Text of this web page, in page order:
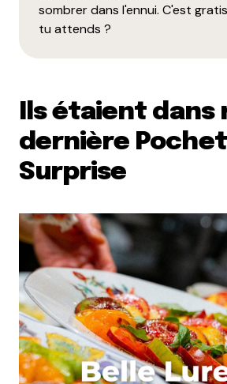
sombrer dans l'ennui. C'est
tu attends ?
Ils étaient dans
dernière
Surprise